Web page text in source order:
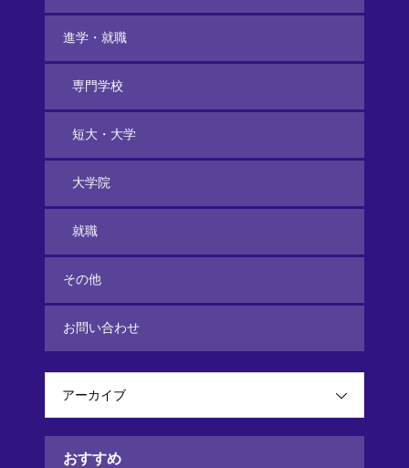
進学・就職
専門学校
短大・大学
大学院
就職
その他
お問い合わせ
アーカイブ
おすすめ